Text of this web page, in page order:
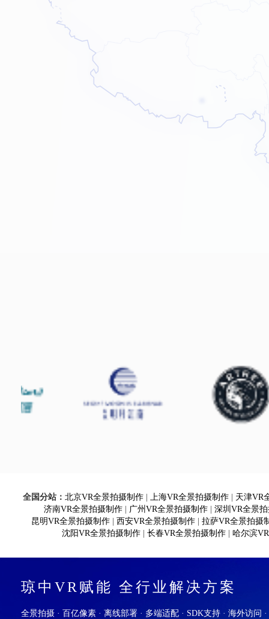
全国分站： 北京VR全景拍摄制作| 上海VR全景拍摄制作| 天津VR
济南VR全景拍摄制作| 广州VR全景拍摄制作| 深圳VR全景
昆明VR全景拍摄制作| 西安VR全景拍摄制作| 拉萨VR全景拍摄
沈阳VR全景拍摄制作
长春VR全景拍摄制作 哈尔滨
琼中VR赋能 全行业解决方案
全景拍摄 · 百亿像素 · 离线部署 · 多端适配 · SDK支持 · 海外访问